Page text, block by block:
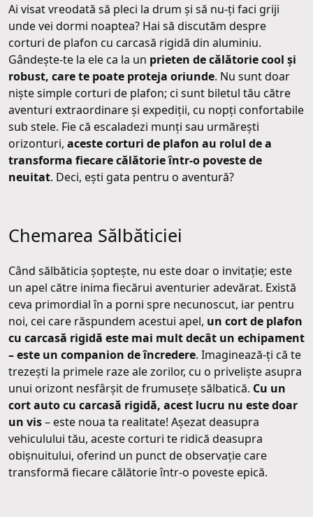
Ai visat vreodată să pleci la drum și să nu-ți faci griji
unde vei dormi noaptea? Hai să discutăm despre
corturi de plafon cu carcasă rigidă din aluminiu.
Gândește-te la ele ca la un prieten de călătorie cool și
robust, care te poate proteja oriunde. Nu sunt doar
niște simple corturi de plafon; ci sunt biletul tău către
aventuri extraordinare și expediții, cu nopți confortabile
sub stele. Fie că escaladezi munți sau urmărești
orizonturi, aceste corturi de plafon au rolul de a
transforma fiecare călătorie într-o poveste de
neuitat. Deci, ești gata pentru o aventură?
Chemarea Sălbăticiei
Când sălbăticia șoptește, nu este doar o invitație; este
un apel către inima fiecărui aventurier adevărat. Există
ceva primordial în a porni spre necunoscut, iar pentru
noi, cei care răspundem acestui apel, un cort de plafon
cu carcasă rigidă este mai mult decât un echipament
– este un companion de încredere. Imaginează-ți că te
trezești la primele raze ale zorilor, cu o priveliște asupra
unui orizont nesfârșit de frumusețe sălbatică. Cu un
cort auto cu carcasă rigidă, acest lucru nu este doar
un vis– este noua ta realitate! Așezat deasupra
vehiculului tău, aceste corturi te ridică deasupra
obișnuitului, oferind un punct de observație care
transformă fiecare călătorie într-o poveste epică.